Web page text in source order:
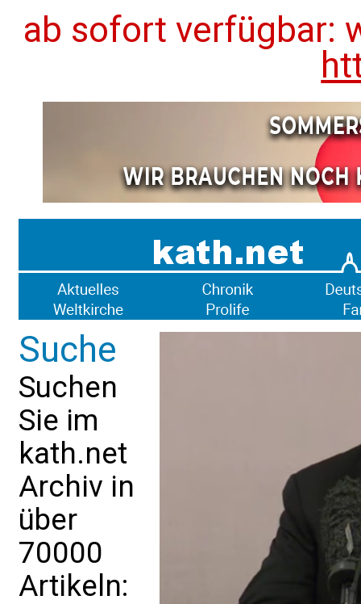
ab sofort verfügbar:
Suche
Suchen
Sie im
kath.net
Archiv in
über
70000
Artikeln: